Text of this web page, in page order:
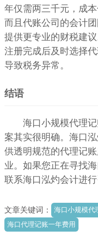
年仅需两三千元，成
而且代账公司的会计
提供更专业的财税建
注册完成后及时选择
导致税务异常。
结语
海口小规模代理
案其实很明确。海口
供透明规范的代理记
业。如果您正在寻找
联系海口泓灼会计进行
文章关键词： 海口小规模代
海口代理记账一年费用